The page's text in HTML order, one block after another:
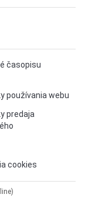
časopisu
používania webu
predaja
cookies